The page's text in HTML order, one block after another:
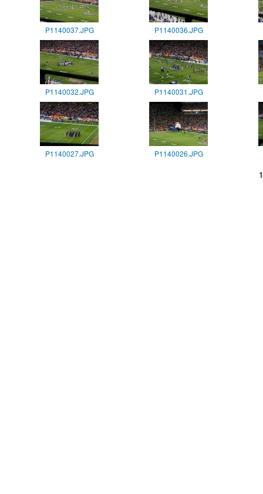
P1140037.JPG P1140036.JPG
P1140032.JPG P1140031.JPG
P1140027.JPG P1140026.JPG
1